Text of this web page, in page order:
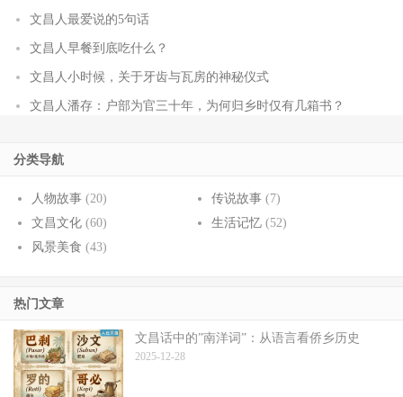
文昌人最爱说的5句话
文昌人早餐到底吃什么？
文昌人小时候，关于牙齿与瓦房的神秘仪式
文昌人潘存：户部为官三十年，为何归乡时仅有几箱书？
分类导航
人物故事 (20) 传说故事(7)
文昌文化 (60) 生活记忆(52)
风景美食 (43)
热门文章
文昌话中的”南洋词”：从语言看侨乡历史
2025-12-28